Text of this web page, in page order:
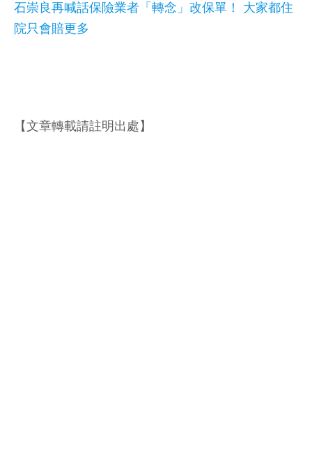
石崇良再喊話保險業者「轉念」改保單！ 大家都住
院只會賠更多
【文章轉載請註明出處】